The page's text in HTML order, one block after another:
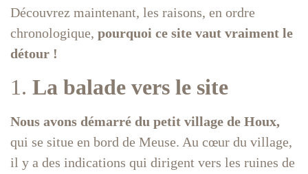
Découvrez maintenant, les raisons, en ordre
chronologique, pourquoi ce site vaut vraiment le
détour !
1. La balade vers le site
Nous avons démarré du petit village de Houx,
qui se situe en bord de Meuse. Au cœur du village,
il y a des indications qui dirigent vers les ruines de